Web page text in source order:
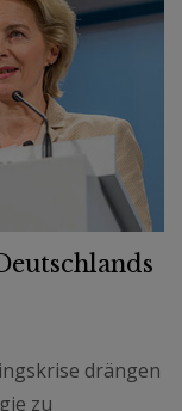
drängen
zu